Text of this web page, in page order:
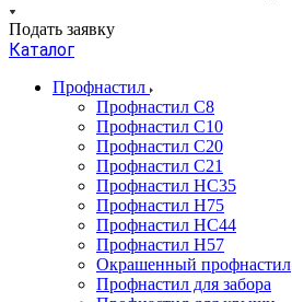
Подать заявку
Каталог
Профнастил
Профнастил С8
Профнастил С10
Профнастил С20
Профнастил С21
Профнастил НС35
Профнастил Н75
Профнастил HC44
Профнастил Н57
Окрашенный профнастил
Профнастил для забора